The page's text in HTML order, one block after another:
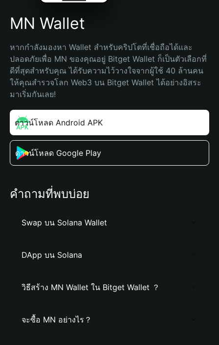
MN Wallet
หากกำลังมองหา Wallet สำหรับคริปโตที่เชื่อถือได้และ
ปลอดภัยเพื่อ MN ของคุณอยู่ Bitget Wallet ก็เป็นตัวเลือกที่
ดีที่สุดสำหรับคุณ ได้รับความไว้วางใจจากผู้ใช้ 40 ล้านคน
ให้คุณสำรวจโลก Web3 บน Bitget Wallet ได้อย่างอิสระ
มาเริ่มกันเลย!
ดาวน์โหลด Android APK
ดาวน์โหลด Google Play
คำถามที่พบบ่อย
Swap บน Solana Wallet
DApp บน Solana
วิธีสร้าง MN Wallet ใน Bitget Wallet ？
จะซื้อ MN อย่างไร？